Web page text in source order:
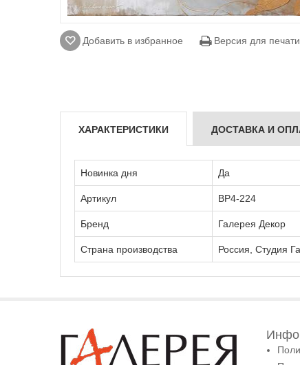
Добавить в избранное Версия для печати
ХАРАКТЕРИСТИКИ ДОСТАВКА И
Новинка дня Да
Артикул ВР4-224
Бренд Галерея Декор
Страна производства Россия, Студия